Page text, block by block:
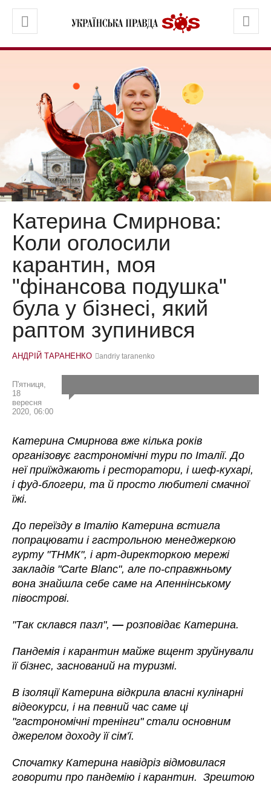
Катерина Смирнова:
Коли оголосили
карантин, моя
"фінансова подушка"
була у бізнесі, який
раптом зупинився
АНДРІЙ ТАРАНЕНКО andriy taranenko
П'ятниця,
18
вересня
2020, 06:00
Катерина Смирнова вже кілька років
організовує гастрономічні тури по Італії. До
неї приїжджають і ресторатори, і шеф-кухарі,
і фуд-блогери, та й просто любителі смачної
їжі.
До переїзду в ІталіюКатерина встигла
попрацювати і гастрольною менеджеркою
гурту "ТНМК", і арт-директоркою мережі
закладів "Carte Blanc", але по-справжньому
вона знайшла себе саме на Апеннінському
півострові.
"Так склався пазл",— розповідаєКатерина.
Пандемія і карантин майже вщент зруйнували
її бізнес, заснований на туризмі.
В ізоляціїКатерина відкрила власні кулінарні
відеокурси, і на певний час саме ці
"гастрономічні тренінги" стали основним
джерелом доходу її сім’ї.
СпочаткуКатерина навідріз відмовилася
говорити про пандемію і карантин. Зрештою